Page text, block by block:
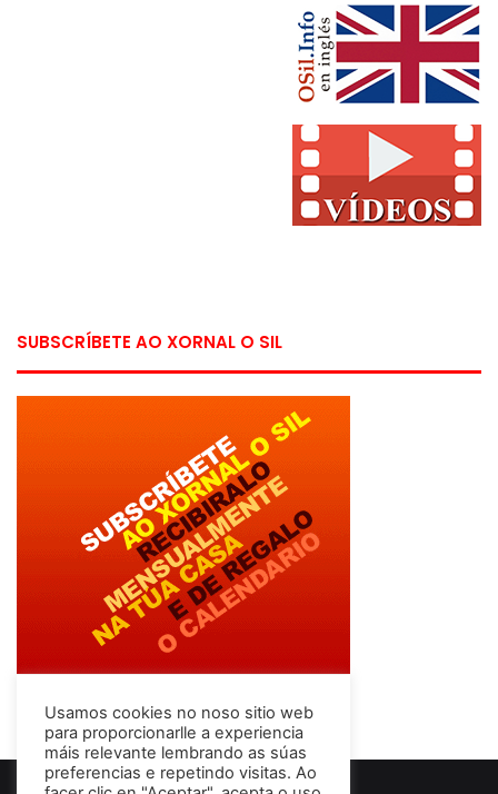
SUBSCRÍBETE AO XORNAL O SIL
Usamos cookies no noso sitio web
para proporcionarlle a experiencia
máis relevante lembrando as súas
preferencias e repetindo visitas. Ao